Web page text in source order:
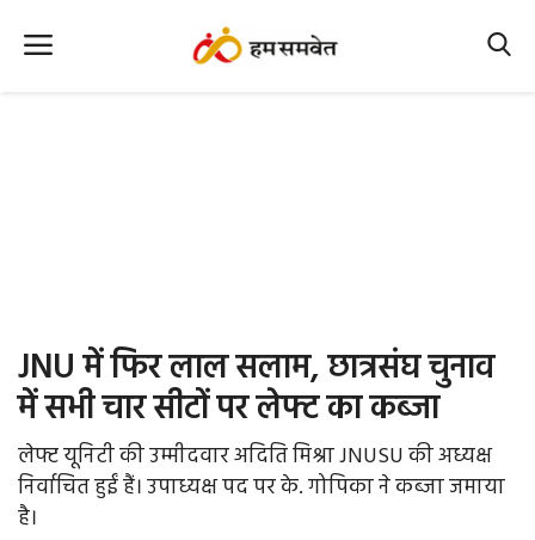
Office Office
Farm & Food
JNU में फिर लाल सलाम, छात्रसंघ चुनाव
में सभी चार सीटों पर लेफ्ट का कब्जा
लेफ्ट यूनिटी की उम्मीदवार अदिति मिश्रा JNUSU की अध्यक्ष
निर्वाचित हुईं हैं। उपाध्यक्ष पद पर के. गोपिका ने कब्जा जमाया
है।